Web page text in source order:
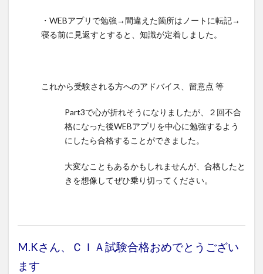
・WEBアプリで勉強→間違えた箇所はノートに転記→
寝る前に見返すとすると、知識が定着しました。
これから受験される方へのアドバイス、留意点 等
Part3で心が折れそうになりましたが、２回不合
格になった後WEBアプリを中心に勉強するよう
にしたら合格することができました。
大変なこともあるかもしれませんが、合格したと
きを想像してぜひ乗り切ってください。
M.Kさん、ＣＩＡ試験合格おめでとうござい
ます